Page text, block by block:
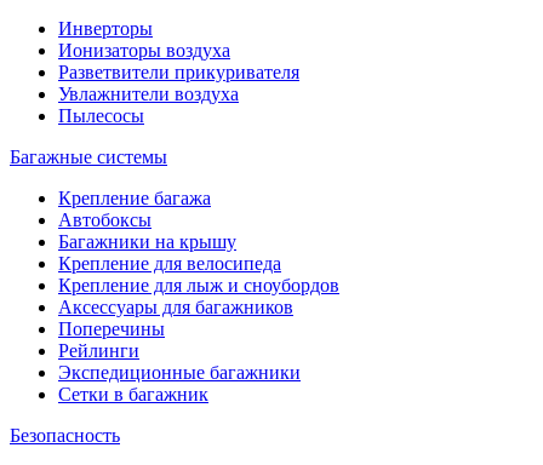
Инверторы
Ионизаторы воздуха
Разветвители прикуривателя
Увлажнители воздуха
Пылесосы
Багажные системы
Крепление багажа
Автобоксы
Багажники на крышу
Крепление для велосипеда
Крепление для лыж и сноубордов
Аксессуары для багажников
Поперечины
Рейлинги
Экспедиционные багажники
Сетки в багажник
Безопасность